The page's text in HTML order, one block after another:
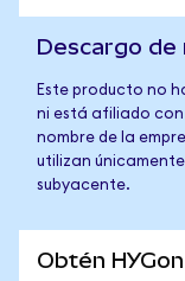
Descargo de
Este producto no
ni está afiliado con
nombre de la
utilizan
subyacente.
Obtén